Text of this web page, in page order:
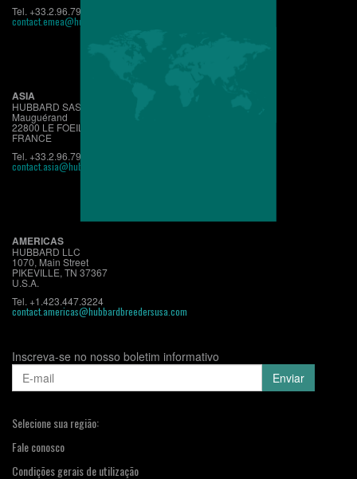
Tel. +33.2.96.79.63.70
contact.emea@hubbardbreeders.com
ASIA
HUBBARD SAS
Mauguérand
22800 LE FOEIL - QUINTIN
FRANCE
Tel. +33.2.96.79.63.70
contact.asia@hubbardbreeders.com
AMERICAS
HUBBARD LLC
1070, Main Street
PIKEVILLE, TN 37367
U.S.A.
Tel. +1.423.447.3224
contact.americas@hubbardbreedersusa.com
Inscreva-se no nosso boletim informativo
Selecione sua região:
Fale conosco
Condições gerais de utilização